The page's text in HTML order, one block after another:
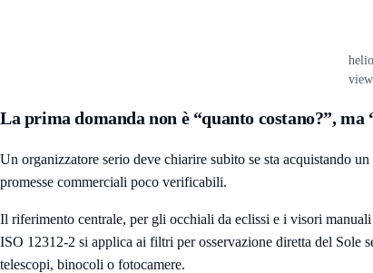
La prima domanda non è “quanto costano?”, ma
Un organizzatore serio deve chiarire subito se sta acquistando
promesse commerciali poco verificabili.
Il riferimento centrale, per gli occhiali da eclissi e i visori
ISO 12312-2 si applica ai filtri per osservazione diretta del Sole
telescopi, binocoli o fotocamere.